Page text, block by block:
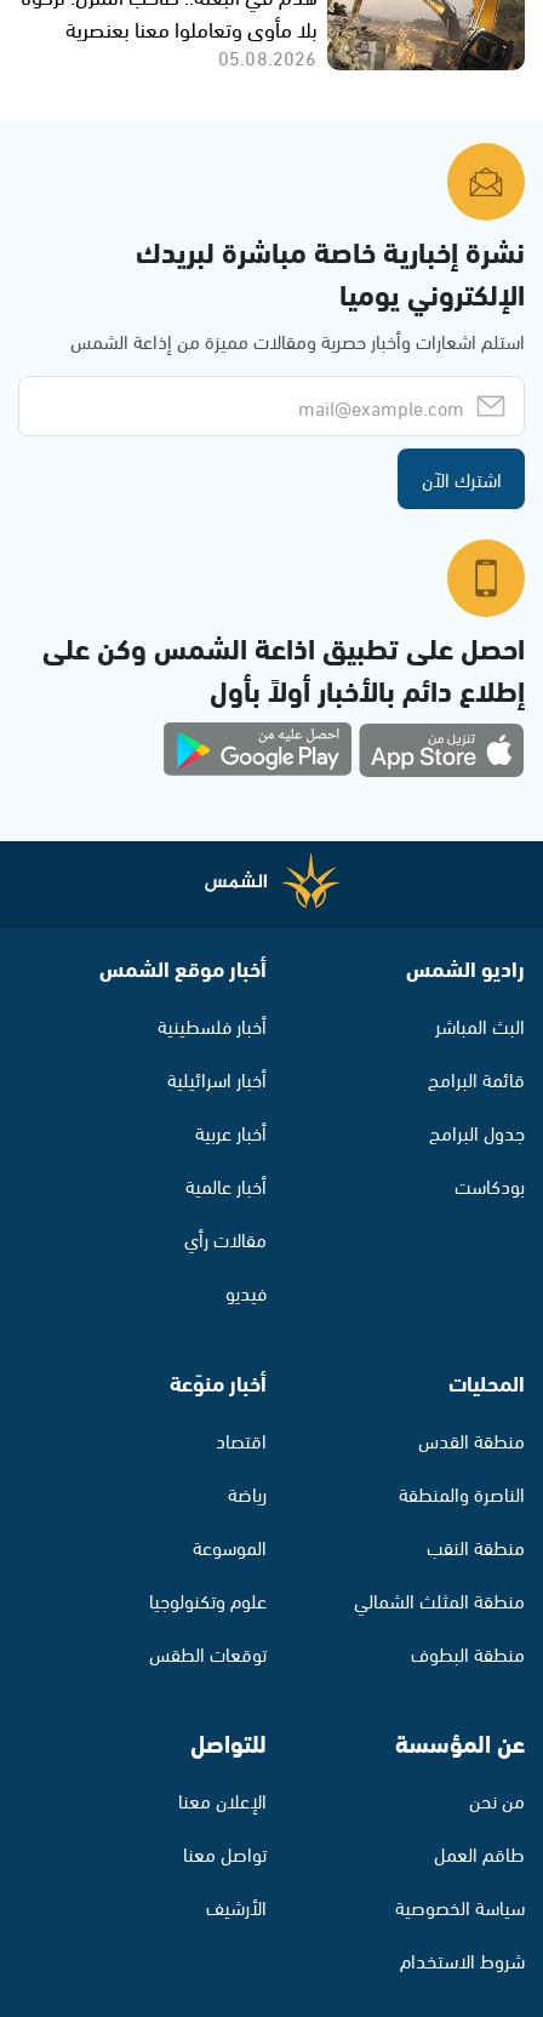
بلا مأوى وتعاملوا معنا بعنصرية
05.08.2026
نشرة إخبارية خاصة مباشرة لبريدك
الإلكتروني يوميا
استلم اشعارات وأخبار حصرية ومقالات مميزة من إذاعة الشمس
اشترك الآن
احصل على تطبيق اذاعة الشمس وكن على
إطلاع دائم بالأخبار أولاً بأول
راديو الشمس
البث المباشر
قائمة البرامج
جدول البرامج
بودكاست
أخبار موقع الشمس
أخبار فلسطينية
أخبار اسرائيلية
أخبار عربية
أخبار عالمية
مقالات رأي
فيديو
المحليات
منطقة القدس
الناصرة والمنطقة
منطقة النقب
منطقة المثلث الشمالي
منطقة البطوف
أخبار منوّعة
اقتصاد
رياضة
الموسوعة
علوم وتكنولوجيا
توقعات الطقس
عن المؤسسة
من نحن
طاقم العمل
سياسة الخصوصية
شروط الاستخدام
للتواصل
الإعلان معنا
تواصل معنا
الأرشيف